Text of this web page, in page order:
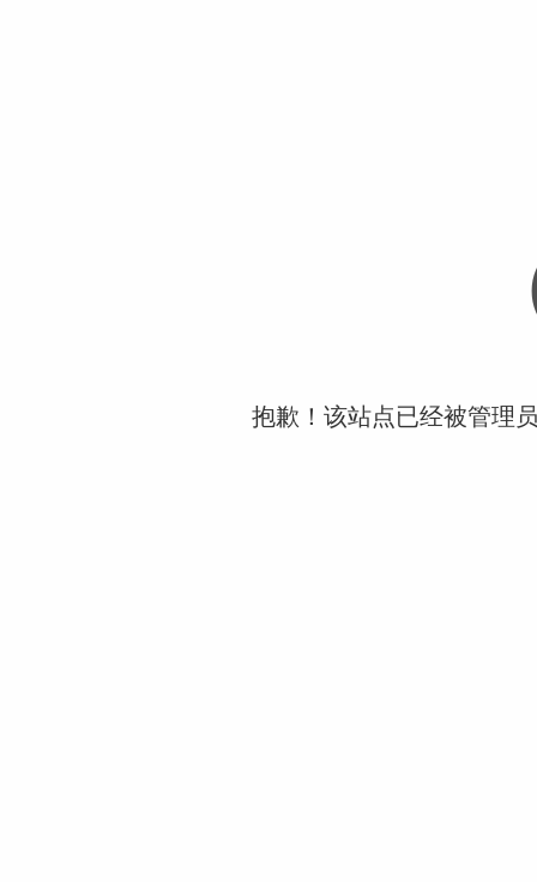
抱歉！该站点已经被管理